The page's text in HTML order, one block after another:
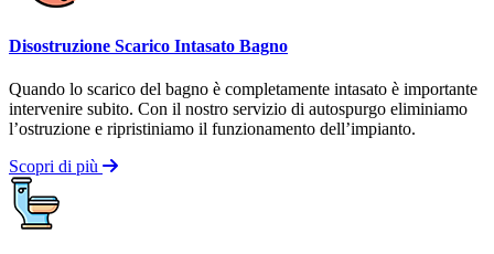
Disostruzione Scarico Intasato Bagno
Quando lo scarico del bagno è completamente intasato è importante
intervenire subito. Con il nostro servizio di autospurgo eliminiamo
l’ostruzione e ripristiniamo il funzionamento dell’impianto.
Scopri di più